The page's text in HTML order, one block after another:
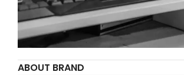
ABOUT BRAND